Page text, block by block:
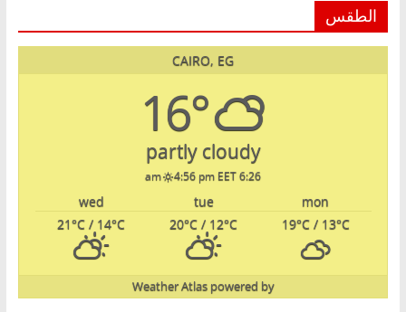
الطقس
CAIRO, EG
16°
partly cloudy
6:26 am
4:56 pm EET
mon
tue
wed
19°C/ 13°C
20°C / 12°C
21°C / 14°C
powered by
Weather Atlas